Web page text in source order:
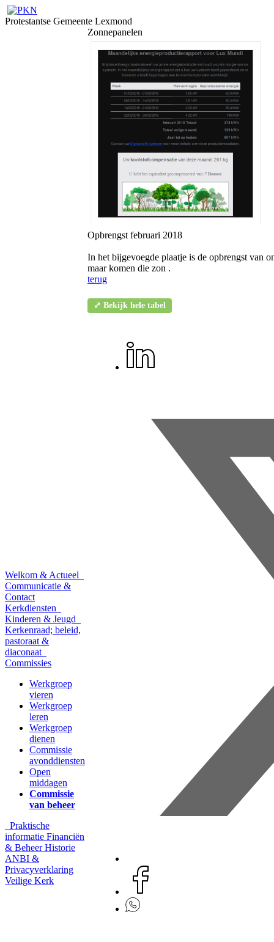
Protestantse Gemeente Lexmond
Welkom & Actueel
Communicatie &
Contact
Kerkdiensten
Kinderen & Jeugd
Kerkenraad; beleid,
pastoraat &
diaconaat
Commissies
Werkgroep
vieren
Werkgroep
leren
Werkgroep
dienen
Commissie
avonddiensten
Open
middagen
Commissie
van beheer
Praktische
informatie Financiën
& BeheerHistorie
ANBI &
Privacyverklaring
Veilige Kerk
Zonnepanelen
Opbrengst februari 2018
In het bijgevoegde plaatje is de opbrengst van
maar komen die zon .
terug
⤢ Bekijk hele tabel